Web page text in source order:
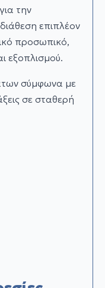
την
επιπλέον
προσωπικό,
εξοπλισµού.
σύµφωνα µε
σε σταθερή